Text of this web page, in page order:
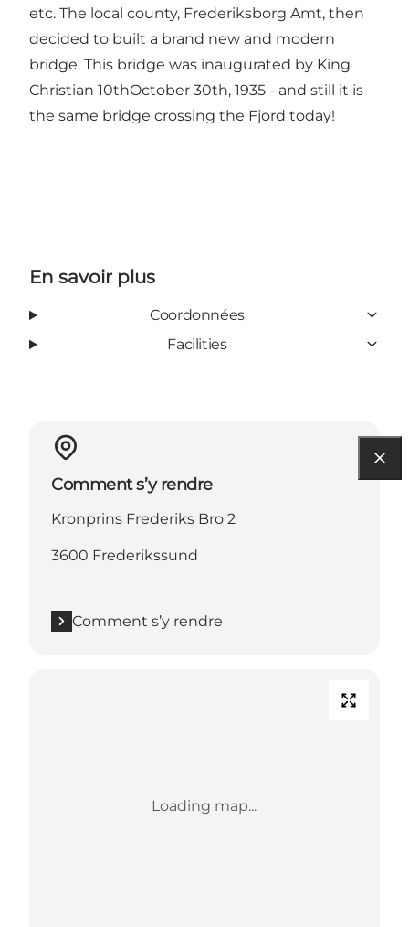
etc. The local county, Frederiksborg Amt, then
decided to built a brand new and modern
bridge. This bridge was inaugurated by King
Christian 10thOctober 30th, 1935 - and still it is
the same bridge crossing the Fjord today!
En savoir plus
Coordonnées
Facilities
Comment s’y rendre
Kronprins Frederiks Bro 2
3600 Frederikssund
Comment s’y rendre
Loading map...